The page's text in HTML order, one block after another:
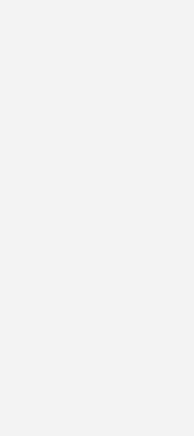
60er und 65er Waschtische sind jeweils
Waschtisch wurde nach DIN 18040 für
Komplettbadserie von Laufen